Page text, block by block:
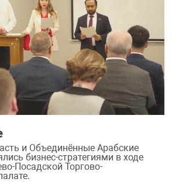
и Объединённые Арабские
бизнес-стратегиями в ходе
Посадской Торгово-